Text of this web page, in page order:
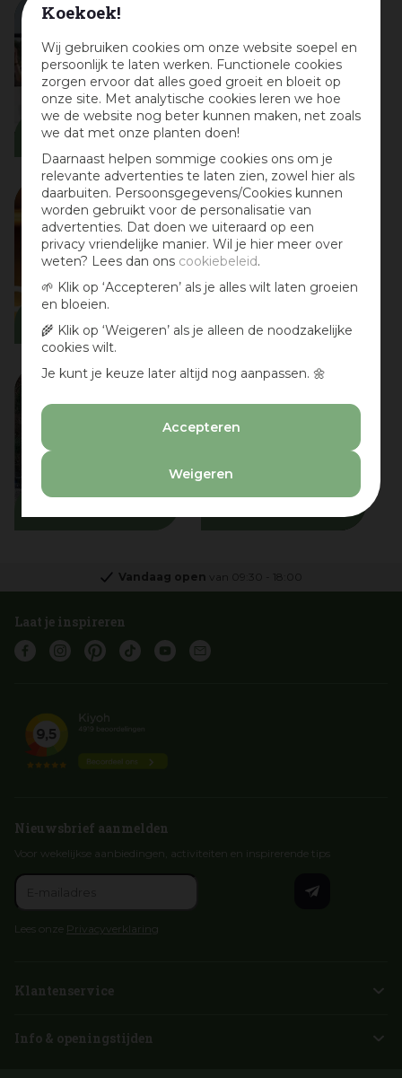
Koekoek!
Wij gebruiken cookies om onze website soepel en
persoonlijk te laten werken. Functionele cookies
zorgen ervoor dat alles goed groeit en bloeit op
onze site. Met analytische cookies leren we hoe
we de website nog beter kunnen maken, net zoals
we dat met onze planten doen!
Daarnaast helpen sommige cookies ons om je
relevante advertenties te laten zien, zowel hier als
daarbuiten. Persoonsgegevens/Cookies kunnen
worden gebruikt voor de personalisatie van
advertenties. Dat doen we uiteraard op een
privacy vriendelijke manier. Wil je hier meer over
weten? Lees dan ons cookiebeleid.
🌱 Klik op ‘Accepteren’ als je alles wilt laten groeien
en bloeien.
🌾 Klik op ‘Weigeren’ als je alleen de noodzakelijke
cookies wilt.
Je kunt je keuze later altijd nog aanpassen. 🌼
Accepteren
Weigeren
Balkon & Dakterras Dierbenodigdheden
Cadeaukaarten
Vandaag open van 09:30 18:00
Laat je inspireren
Nieuwsbrief aanmelden
Voor wekelijkse aanbiedingen, activiteiten en inspirerende tips
Lees onze Privacyverklaring
Klantenservice
Info & openingstijden